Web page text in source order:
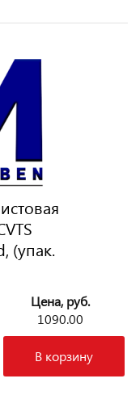
(упак.
Цена, руб.
1090.00
В корзину